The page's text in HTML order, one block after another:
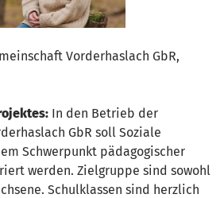
Vorderhaslach GbR,
In den Betrieb der
GbR soll Soziale
Schwerpunkt pädagogischer
werden. Zielgruppe sind sowohl
Schulklassen sind herzlich